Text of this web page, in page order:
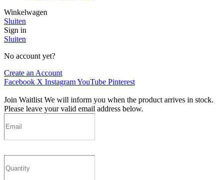
Winkelwagen
Sluiten
Sign in
Sluiten
No account yet?
Create an Account
Facebook X InstagramYouTube Pinterest
Join Waitlist We will inform you when the product arrives in stock.
Please leave your valid email address below.